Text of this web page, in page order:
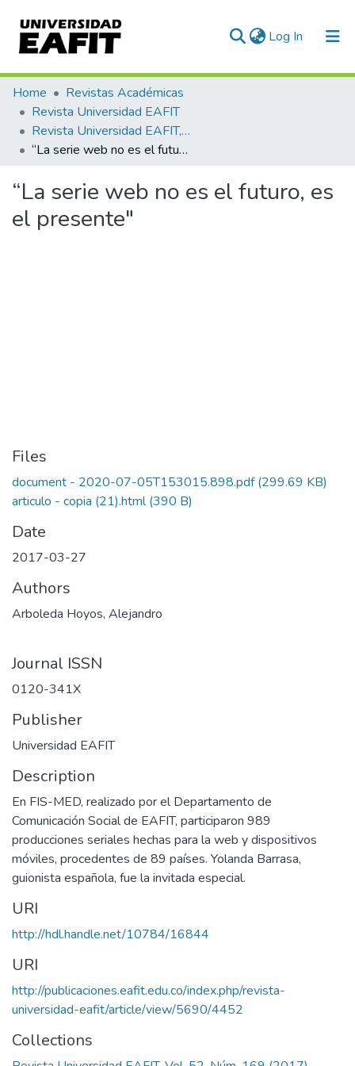
Log In (current)
Communities & Collections
All of DSpace
Statistics
Home
Revistas Académicas
Revista Universidad EAFIT
Revista Universidad EAFIT, Vol. 52, Núm. 169 (2017)
“La serie web no es el futuro, es el presente"
“La serie web no es el futuro, es
el presente"
Files
document - 2020-07-05T153015.898.pdf(299.69 KB)
articulo - copia (21).html(390 B)
Date
2017-03-27
Authors
Arboleda Hoyos, Alejandro
Journal ISSN
0120-341X
Publisher
Universidad EAFIT
Description
En FIS-MED, realizado por el Departamento de
Comunicación Social de EAFIT, participaron 989
producciones seriales hechas para la web y dispositivos
móviles, procedentes de 89 países. Yolanda Barrasa,
guionista española, fue la invitada especial.
URI
http://hdl.handle.net/10784/16844
URI
http://publicaciones.eafit.edu.co/index.php/revista-
universidad-eafit/article/view/5690/4452
Collections